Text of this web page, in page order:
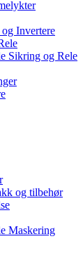
Invertere
Sikring og Rele
og tilbehør
Maskering